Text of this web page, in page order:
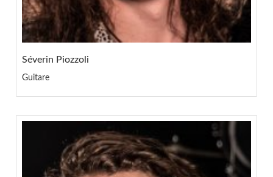
Séverin Piozzoli
Guitare